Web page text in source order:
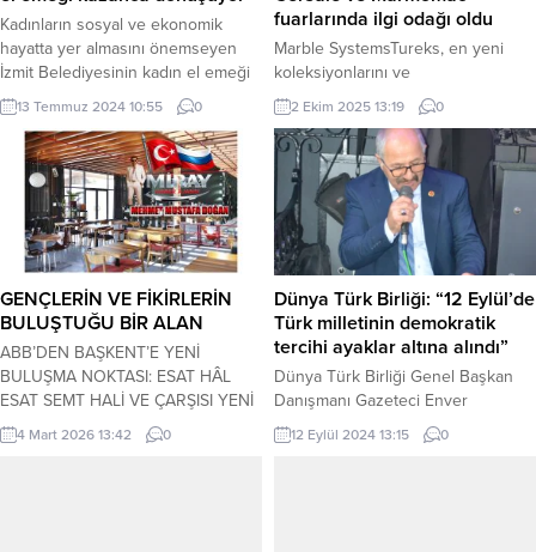
Kadınların sosyal ve ekonomik
hayatta yer almasını önemseyen
İzmit Belediyesinin kadın el emeği
satış stantları büyümeye devam
ediyor KOCAELİ (İGFA) – İzmit
Belediyesi Kadın ve Aile Hizmetleri
Müdürlüğü bünyesinde faaliyet
gösteren Kadın El Emeği Satış
Stantları büyümeye devam ediyor.
Doğa dostu kadın el emeği
ürünlerinin yer aldığın stantlarda
Kadın Girişimciler Merkez’i,...
13 Temmuz 2024 10:55 0
fuarlarında ilgi odağı oldu
Marble SystemsTureks, en yeni
koleksiyonlarını ve
ürünlerinitanıttığıİtalyaCersaie ve
Marmomac fuarlarında göz
doldurdu. Marble Systems Tureks
Yönetim Kurulu Başkan Yardımcısı
Osman Cavit Turunç, “Doğal taş
kaynağımızın altın gibi, ipek gibi
kıymetli bir malzeme olduğunu
bilerek hareket etmeliyiz. Tureks ve
şahsi olarak benim en büyük
amacım bu. Her şey bizim elimizde,
yeter...
2 Ekim 2025 13:19 0
GENÇLERİN VE FİKİRLERİN
BULUŞTUĞU BİR ALAN
ABB’DEN BAŞKENT’E YENİ
BULUŞMA NOKTASI: ESAT HÂL
ESAT SEMT HALİ VE ÇARŞISI YENİ
ADIYLA 7 MART’TA HİZMETE
AÇILIYOR Ankara Büyükşehir
4 Mart 2026 13:42 0
Dünya Türk Birliği: “12 Eylül’de
Türk milletinin demokratik
tercihi ayaklar altına alındı”
Dünya Türk Birliği Genel Başkan
Danışmanı Gazeteci Enver
Güler’den 12 Eylül mesajı: “12
Eylül’de Türk milletinin demokratik
12 Eylül 2024 13:15 0